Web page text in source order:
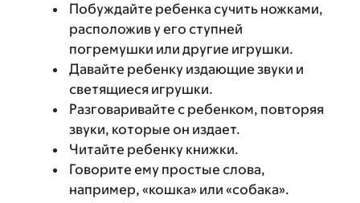
Побуждайте ребенка сучить ножками,
расположив у его ступней
погремушки или другие игрушки.
Давайте ребенку издающие звуки и
светящиеся игрушки.
Разговаривайте с ребенком, повторяя
звуки, которые он издает.
Читайте ребенку книжки.
Говорите ему простые слова,
например, «кошка» или «собака».